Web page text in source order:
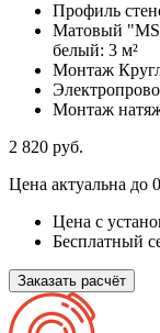
Профиль
Матовый
белый: 3 м²
Монтаж
Монтаж
2 820 руб.
Цена актуальна до
Цена с
Бесплатный
Заказать расчёт